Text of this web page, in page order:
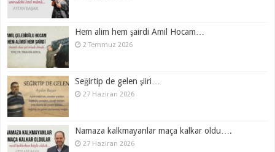
Hem alim hem şairdi Amil Hocam…
2 Temmuz 2026
Seğirtip de gelen şiiri…
27 Haziran 2026
Namaza kalkmayanlar maça kalkar oldu….
27 Haziran 2026